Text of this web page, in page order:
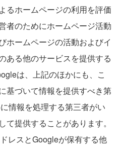
るホームページの利用を評価
者のためにホームページ活動
ホームページの活動およびイ
ある他のサービスを提供する
は、上記のほかにも、こ
基づいて情報を提供すべき第
情報を処理する第三者がい
提供することがあります。
レスとGoogleが保有する他